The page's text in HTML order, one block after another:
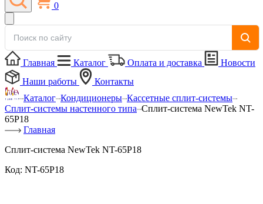
0
Главная Каталог Оплата и доставка
Новости
Наши работы
Контакты
Каталог Кондиционеры Кассетные сплит-системы
Сплит-системы настенного типа Сплит-система NewTek NT-
65P18
Главная
Сплит-система NewTek NT-65P18
Код: NT-65P18